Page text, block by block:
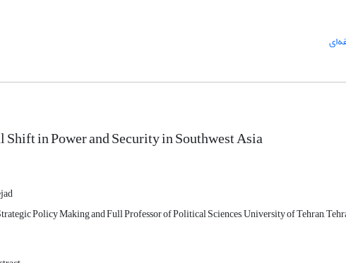
in Power and Security in Southwest Asia
Policy Making and Full Professor of Political Sciences, University of Tehran,